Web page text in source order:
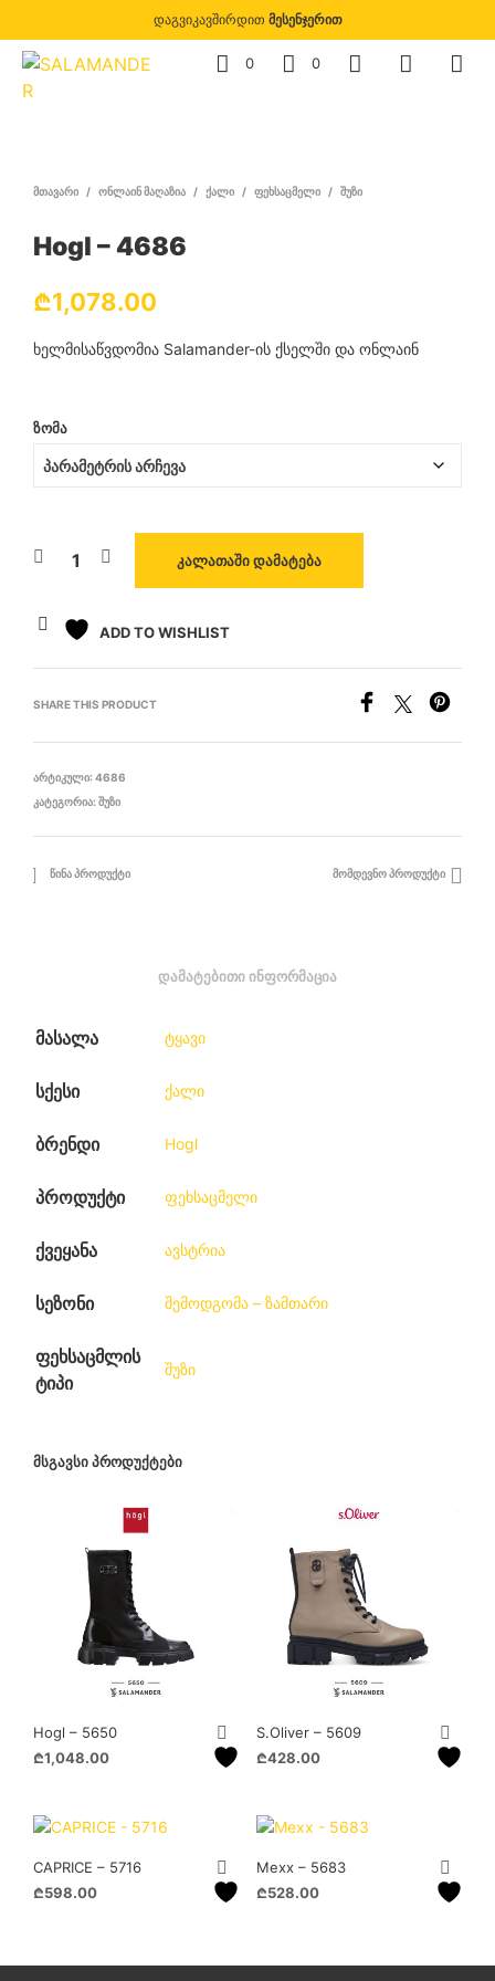
დაგვიკავშირდით მესენჯერით
0 0
ᲛᲗᲐᲕᲐᲠᲘ / ᲝᲜᲚᲐᲘᲜ ᲛᲐᲦᲐᲖᲘᲐ / ᲥᲐᲚᲘ / ᲤᲔᲮᲡᲐᲪᲛᲔᲚᲘ / ᲨᲣᲖᲘ
Hogl – 4686
₾1,078.00
ხელმისაწვდომია Salamander-ის ქსელში და ონლაინ
ᲖᲝᲛᲐ
ᲙᲐᲚᲐᲗᲐᲨᲘ ᲓᲐᲛᲐᲢᲔᲑᲐ
ADD TO WISHLIST
SHARE THIS PRODUCT
ᲐᲠᲢᲘᲙᲣᲚᲘ: 4686
ᲙᲐᲢᲔᲒᲝᲠᲘᲐ:ᲨᲣᲖᲘ
ᲬᲘᲜᲐ ᲞᲠᲝᲓᲣᲥᲢᲘ ᲛᲝᲛᲓᲔᲕᲜᲝ ᲞᲠᲝᲓᲣᲥᲢᲘ
ᲓᲐᲛᲐᲢᲔᲑᲘᲗᲘ ᲘᲜᲤᲝᲠᲛᲐᲪᲘᲐ
მასალა ტყავი
სქესი ქალი
ბრენდი Hogl
პროდუქტი ფეხსაცმელი
ქვეყანა ავსტრია
სეზონი შემოდგომა – ზამთარი
ფეხსაცმლის
ტიპი
შუზი
ᲛᲡᲒᲐᲕᲡᲘ ᲞᲠᲝᲓᲣᲥᲢᲔᲑᲘ
Hogl – 5650
₾1,048.00
has
variants.
The
be
S.Oliver – 5609
₾428.00
has
variants.
The
be
CAPRICE – 5716
₾598.00
Mexx – 5683
₾528.00